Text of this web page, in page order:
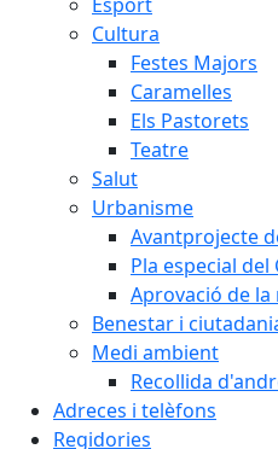
Cultura
Festes Majors
Caramelles
Els Pastorets
Teatre
Salut
Urbanisme
Avantprojecte
Pla especial
Aprovació de la
Benestar i
Medi ambient
Recollida
Adreces i telèfons
Regidories